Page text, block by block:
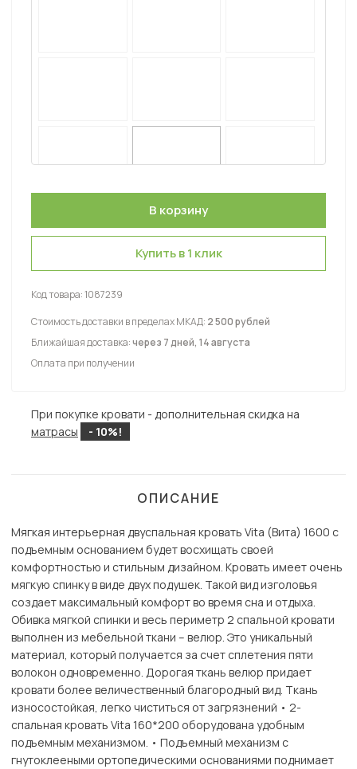
Купить в 1 клик
Код товара:1087239
Стоимость доставки в пределах МКАД: 2 500 рублей
Ближайшая доставка:через 7 дней, 14 августа
Оплата при получении
При покупке кровати - дополнительная скидка на
матрасы
- 10%!
ОПИСАНИЕ
Мягкая интерьерная двуспальная кровать Vita (Вита) 1600 с
подъемным основанием будет восхищать своей
комфортностью и стильным дизайном. Кровать имеет очень
мягкую спинку в виде двух подушек. Такой вид изголовья
создает максимальный комфорт во время сна и отдыха.
Обивка мягкой спинки и весь периметр 2 спальной кровати
выполнен из мебельной ткани – велюр. Это уникальный
материал, который получается за счет сплетения пяти
волокон одновременно. Дорогая ткань велюр придает
кровати более величественный благородный вид. Ткань
износостойкая, легко чиститься от загрязнений • 2-
спальная кровать Vita 160*200 оборудована удобным
подъемным механизмом. • Подъемный механизм с
гнутоклееными ортопедическими основаниями поднимает